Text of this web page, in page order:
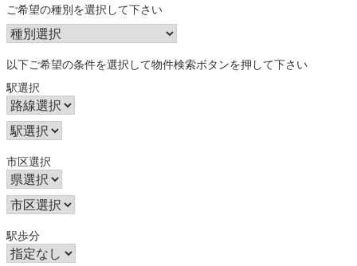
ご希望の種別を選択して下さい
以下ご希望の条件を選択して物件検索ボタンを押して下さい
駅選択
市区選択
駅歩分